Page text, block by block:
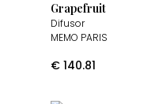
Grapefruit
Difusor
MEMO PARIS
€ 140.81